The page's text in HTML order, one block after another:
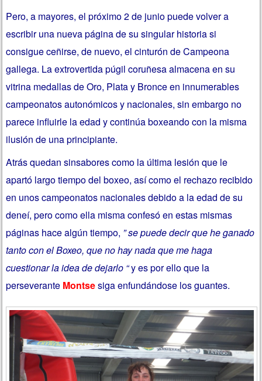
Pero, a mayores, el próximo 2 de junio puede volver a
escribir una nueva página de su singular historia si
consigue ceñirse, de nuevo, el cinturón de Campeona
gallega. La extrovertida púgil coruñesa almacena en su
vitrina medallas de Oro, Plata y Bronce en innumerables
campeonatos autonómicos y nacionales, sin embargo no
parece influirle la edad y continúa boxeando con la misma
ilusión de una principiante.
Atrás quedan sinsabores como la última lesión que le
apartó largo tiempo del boxeo, así como el rechazo recibido
en unos campeonatos nacionales debido a la edad de su
deneí, pero como ella misma confesó en estas mismas
páginas hace algún tiempo, ” se puede decir que he ganado
tanto con el Boxeo, que no hay nada que me haga
cuestionar la idea de dejarlo “y es por ello que la
perseverante Montsesiga enfundándose los guantes.